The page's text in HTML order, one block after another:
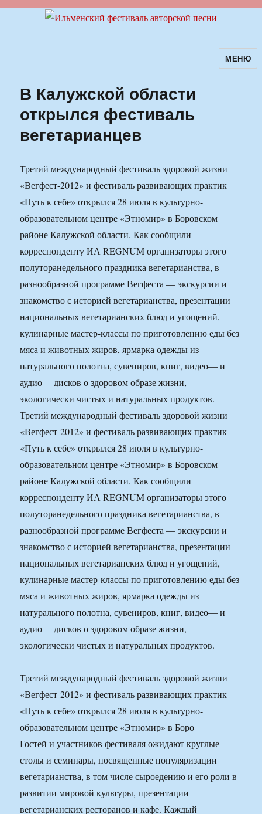
Ильменский фестиваль авторскойМЕНЮ
В Калужской области
открылся фестиваль
вегетарианцев
Третий международный фестиваль здоровой жизни
«Вегфест-2012» и фестиваль развивающих практик
«Путь к себе» открылся 28 июля в культурно-
образовательном центре «Этномир» в Боровском
районе Калужской области. Как сообщили
корреспонденту ИА REGNUM организаторы этого
полуторанедельного праздника вегетарианства, в
разнообразной программе Вегфеста — экскурсии и
знакомство с историей вегетарианства, презентации
национальных вегетарианских блюд и угощений,
кулинарные мастер-классы по приготовлению еды без
мяса и животных жиров, ярмарка одежды из
натурального полотна, сувениров, книг, видео— и
аудио— дисков о здоровом образе жизни,
экологически чистых и натуральных продуктов.
Третий международный фестиваль здоровой жизни
«Вегфест-2012» и фестиваль развивающих практик
«Путь к себе» открылся 28 июля в культурно-
образовательном центре «Этномир» в Боровском
районе Калужской области. Как сообщили
корреспонденту ИА REGNUM организаторы этого
полуторанедельного праздника вегетарианства, в
разнообразной программе Вегфеста — экскурсии и
знакомство с историей вегетарианства, презентации
национальных вегетарианских блюд и угощений,
кулинарные мастер-классы по приготовлению еды без
мяса и животных жиров, ярмарка одежды из
натурального полотна, сувениров, книг, видео— и
аудио— дисков о здоровом образе жизни,
экологически чистых и натуральных продуктов.
Третий международный фестиваль здоровой жизни
«Вегфест-2012» и фестиваль развивающих практик
«Путь к себе» открылся 28 июля в культурно-
образовательном центре «Этномир» в Боро
Гостей и участников фестиваля ожидают круглые
столы и семинары, посвященные популяризации
вегетарианства, в том числе сыроедению и его роли в
развитии мировой культуры, презентации
вегетарианских ресторанов и кафе. Каждый